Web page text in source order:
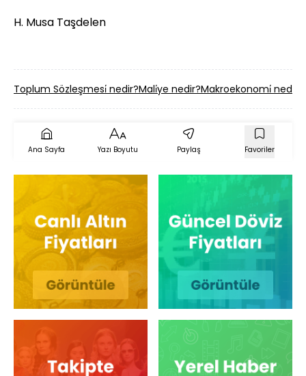
H. Musa Taşdelen
Toplum Sözleşmesi̇ nedir?Mali̇ye nedir?Makroekonomi̇ nedir?
Ana Sayfa Yazı Boyutu Paylaş Favoriler